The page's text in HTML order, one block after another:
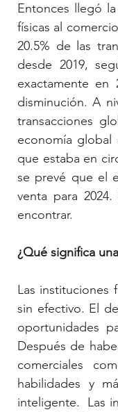
Entonces llegó
físicas al
20.5% de las
desde 2019,
exactamente
disminución. A
transacciones
economía
que estaba en
se prevé que el
venta para
encontrar.
¿Qué significa
Las instituciones
sin efectivo. El
oportunidades
Después de
comerciales
habilidades y
inteligente.  Las